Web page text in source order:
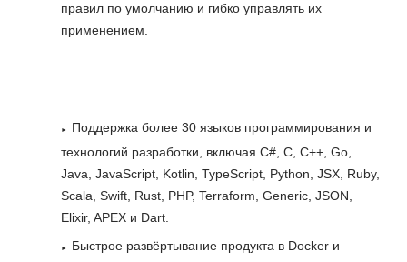
правил по умолчанию и гибко управлять их
применением.
Поддержка более 30 языков программирования и
технологий разработки, включая C#, C, C++, Go,
Java, JavaScript, Kotlin, TypeScript, Python, JSX, Ruby,
Scala, Swift, Rust, PHP, Terraform, Generic, JSON,
Elixir, APEX и Dart.
Быстрое развёртывание продукта в Docker и